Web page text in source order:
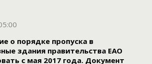
о порядке пропуска в
здания правительства ЕАО
с мая 2017 года. Документ